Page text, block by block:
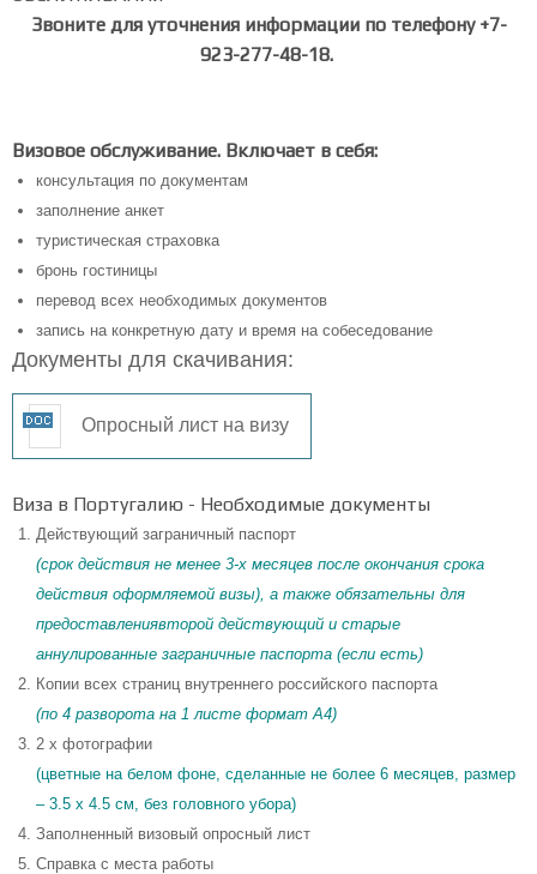
Звоните для уточнения информации по телефону +7-
923-277-48-18.
Визовое обслуживание. Включает в себя:
консультация по документам
заполнение анкет
туристическая страховка
бронь гостиницы
перевод всех необходимых документов
запись на конкретную дату и время на собеседование
Документы для скачивания:
Опросный лист на визу
Виза в Португалию - Необходимые документы
Действующий заграничный паспорт
(срок действия не менее 3-х месяцев после окончания срока
действия оформляемой визы), а также обязательны для
предоставлениявторой действующий и старые
аннулированные заграничные паспорта (если есть)
Копии всех страниц внутреннего российского паспорта
(по 4 разворота на 1 листе формат A4)
2 x фотографии
(цветные на белом фоне, сделанные не более 6 месяцев, размер
– 3.5 x 4.5 см, без головного убора)
Заполненный визовый опросный лист
Справка с места работы